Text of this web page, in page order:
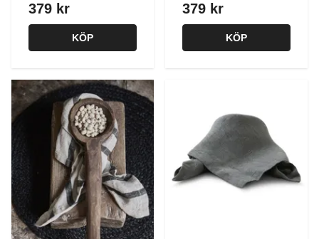
379 kr
KÖP
379 kr
KÖP